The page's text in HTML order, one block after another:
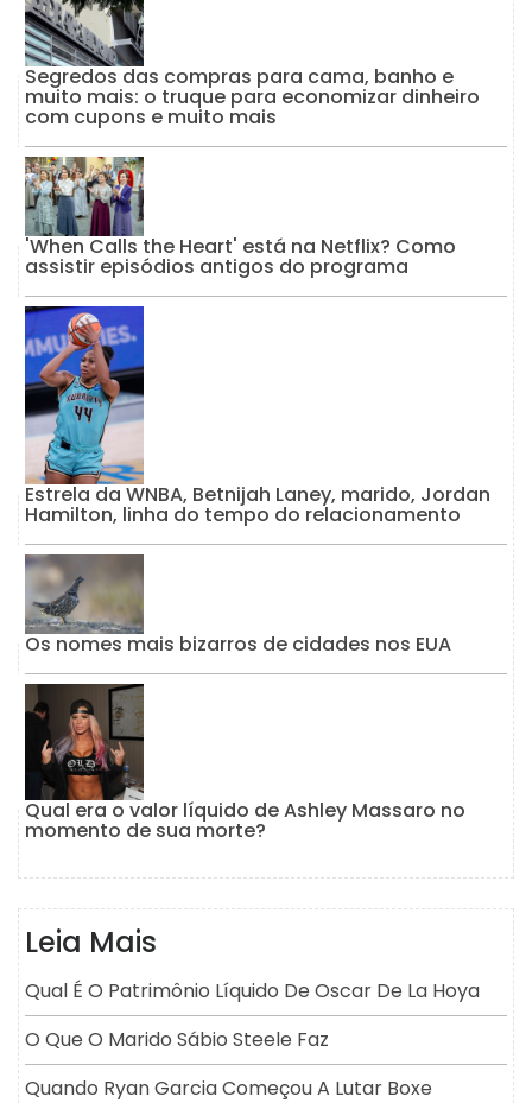
Segredos das compras para cama, banho e
muito mais: o truque para economizar dinheiro
com cupons e muito mais
'When Calls the Heart' está na Netflix? Como
assistir episódios antigos do programa
Estrela da WNBA, Betnijah Laney, marido, Jordan
Hamilton, linha do tempo do relacionamento
Os nomes mais bizarros de cidades nos EUA
Qual era o valor líquido de Ashley Massaro no
momento de sua morte?
Leia Mais
Qual É O Patrimônio Líquido De Oscar De La Hoya
O Que O Marido Sábio Steele Faz
Quando Ryan Garcia Começou A Lutar Boxe